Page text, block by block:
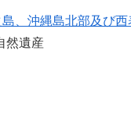
、沖縄島北部及び西
然遺産